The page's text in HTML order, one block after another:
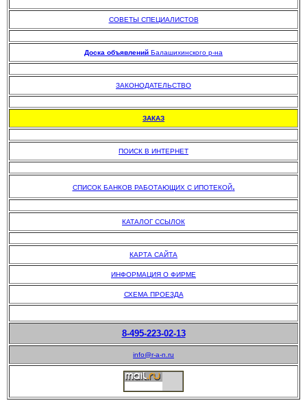
СОВЕТЫ СПЕЦИАЛИСТОВ
Доска объявлений Балашихинского р-на
ЗАКОНОДАТЕЛЬСТВО
ЗАКАЗ
ПОИСК В ИНТЕРНЕТ
СПИСОК БАНКОВ РАБОТАЮЩИХ С ИПОТЕКОЙ.
КАТАЛОГ ССЫЛОК
КАРТА САЙТА
ИНФОРМАЦИЯ О ФИРМЕ
СХЕМА ПРОЕЗДА
8-495-223-02-13
info@r-a-n.ru